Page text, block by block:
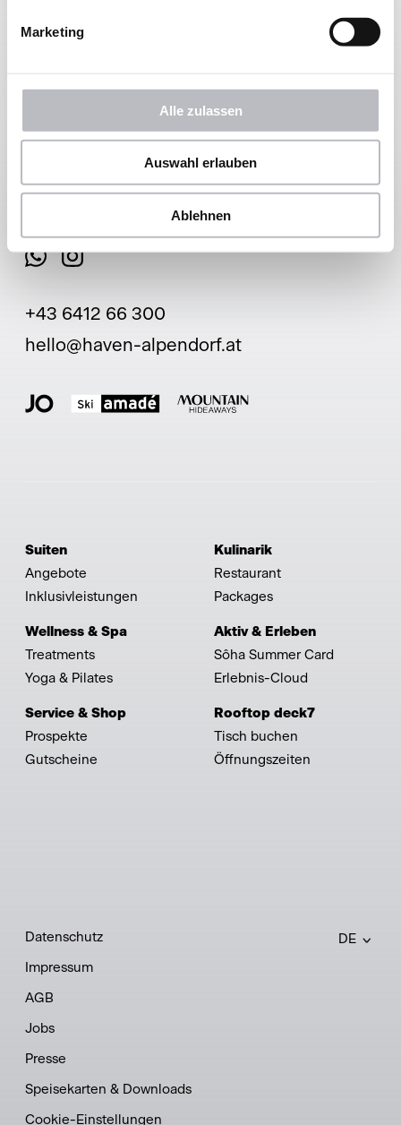
Marketing
Alle zulassen
Auswahl erlauben
Ablehnen
Alpendorf 10
5600 St. Johann im Pongau
+43 6412 66 300
hello@haven-alpendorf.at
Suiten
Angebote
Inklusivleistungen
Kulinarik
Restaurant
Packages
Wellness & Spa
Treatments
Yoga & Pilates
Aktiv & Erleben
Sôha Summer Card
Erlebnis-Cloud
Service & Shop
Prospekte
Gutscheine
Rooftop deck7
Tisch buchen
Öffnungszeiten
DE
Datenschutz
Impressum
AGB
Jobs
Presse
Speisekarten & Downloads
Cookie-Einstellungen